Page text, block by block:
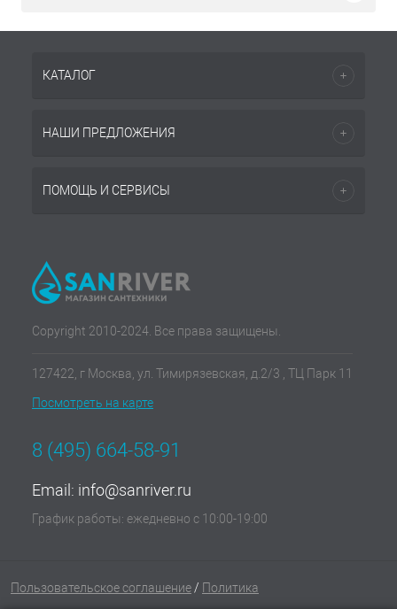
КАТАЛОГ
НАШИ ПРЕДЛОЖЕНИЯ
ПОМОЩЬ И СЕРВИСЫ
Copyright 2010-2024. Все права защищены.
127422, г Москва, ул. Тимирязевская, д.2/3 , ТЦ Парк 11
Посмотреть на карте
8 (495) 664-58-91
Email: info@sanriver.ru
График работы: ежедневно с 10:00-19:00
Пользовательское соглашение / Политика